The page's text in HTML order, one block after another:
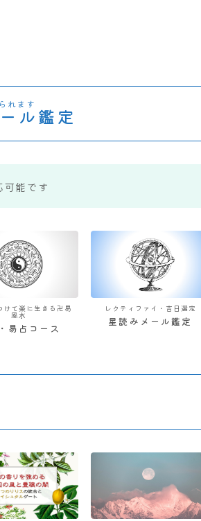
れます
ル鑑定
能です
けて楽に生きる卍易
風水
易占コース
レクティファイ・吉日選定
星読みメール鑑定